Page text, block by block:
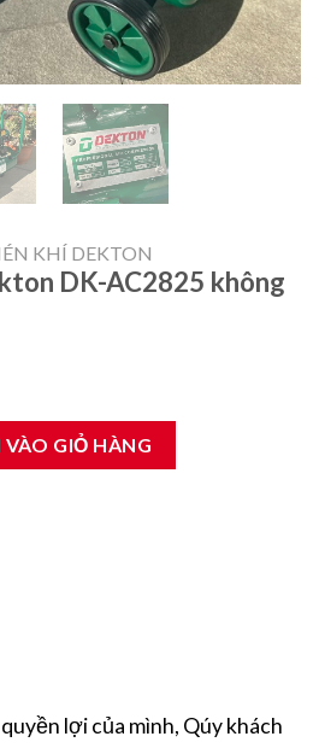
KHÍ DEKTON
DK-AC2825 không
không dầu số lượng
GIỎ HÀNG
lợi của mình, Qúy khách